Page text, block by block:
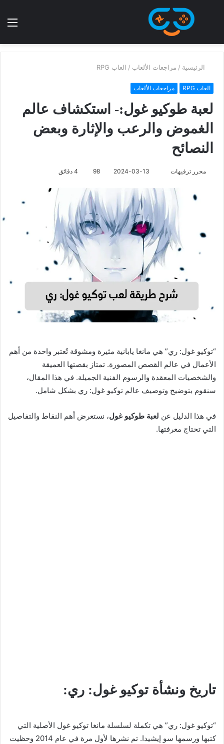
الرئيسية / مراجعات الألعاب / العاب RPG
العاب RPG مراجعات الألعاب
لعبة طوكيو غول:- استكشاف عالم
الغموض والرعب والإثارة وبعض
النصائح
محرر ترفيهات 2024-03-13
98
“توكيو غول: ري” هي مانغا يابانية مثيرة ومشوقة تُعتبر واحدة من أهم
الأعمال في عالم القصص المصورة. تمتاز بقصتها العميقة
والشخصيات المعقدة والرسوم الفنية الجميلة. في هذا المقال،
سنقوم بتوضيح وتوصيف عالم توكيو غول: ري بشكل شامل.
في هذا الدليل عن لعبة طوكيو غول، نستعرض أهم النقاط والتفاصيل
التي تحتاج معرفتها.
تاريخ ونشأة توكيو غول: ري:
“توكيو غول: ري” هي تكملة لسلسلة مانغا توكيو غول الأصلية التي
كتبها ورسمها سو إيشيدا. تم نشرها لأول مرة في عام 2014 وحظيت